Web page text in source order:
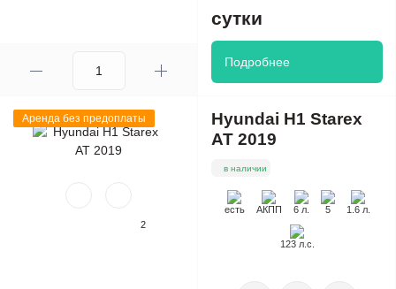
сутки
Подробнее
Аренда без предоплаты
2
Hyundai H1 Starex
AT 2019
в наличии
есть АКПП 6 л. 5 1.6 л.
123 л.с.